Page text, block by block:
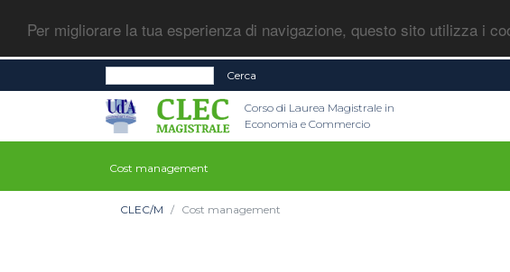
Per migliorare la tua esperienza di navigazione, questo sito utilizza i
Cerca
Corso di Laurea Magistrale in
Economia e Commercio
Cost management
CLEC/M Cost management